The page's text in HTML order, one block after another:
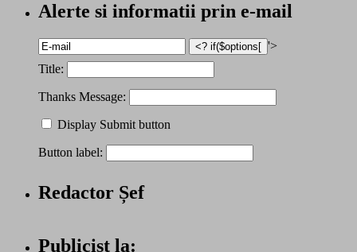
Alerte si informatii prin e-mail
'>
Title:
Thanks Message:
Display Submit button
Button label:
Redactor Șef
Publicist la: